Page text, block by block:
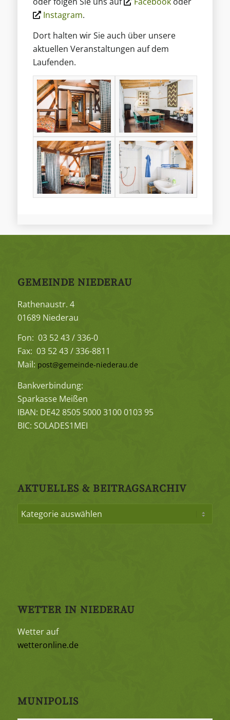
Instagram.
Dort halten wir Sie auch über unsere
aktuellen Veranstaltungen auf dem
Laufenden.
GEMEINDE NIEDERAU
Rathenaustr. 4
01689 Niederau
Fon: 03 52 43 / 336-0
Fax: 03 52 43 / 336-8811
Mail: post@gemeinde-niederau.de
Bankverbindung:
Sparkasse Meißen
IBAN: DE42 8505 5000 3100 0103 95
BIC: SOLADES1MEI
AKTUELLES & BEITRAGSARCHIV
WETTER IN NIEDERAU
Wetter auf
wetteronline.de
MUNIPOLIS